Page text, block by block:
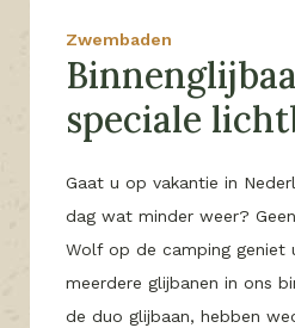
Zwembaden
speciale
Gaat u op vakantie in
dag wat minder weer?
Wolf op de camping geniet
meerdere glijbanen in ons
de duo glijbaan, hebben